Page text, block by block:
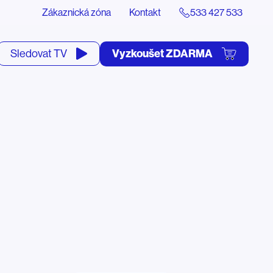
Zákaznická zóna Kontakt 533 427 533
Sledovat TV Vyzkoušet ZDARMA